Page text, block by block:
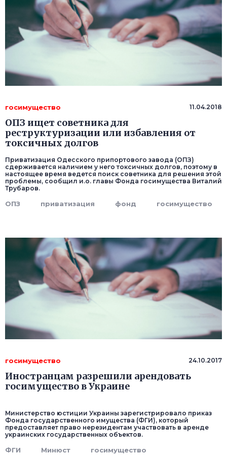
госимущество 11.04.2018
ОПЗ ищет советника для
реструктуризации или избавления от
токсичных долгов
Приватизация Одесского припортового завода (ОПЗ)
сдерживается наличием у него токсичных долгов, поэтому в
настоящее время ведется поиск советника для решения этой
проблемы, сообщил и.о. главы Фонда госимущества Виталий
Трубаров.
ОПЗ приватизация фонд госимущество
госимущество 24.10.2017
Иностранцам разрешили арендовать
госимущество в Украине
Министерство юстиции Украины зарегистрировало приказ
Фонда государственного имущества (ФГИ), который
предоставляет право нерезидентам участвовать в аренде
украинских государственных объектов.
ФГИ Минюст госимущество